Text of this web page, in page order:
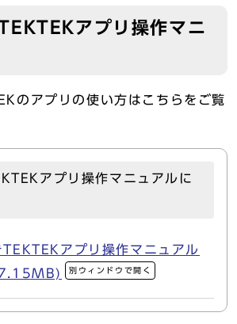
アプリ操作マニ
のアプリの使い方はこちらをご覧
アプリ操作マニュアルに
TEKTEKアプリ操作マニュアル
別ウィンドウで開く